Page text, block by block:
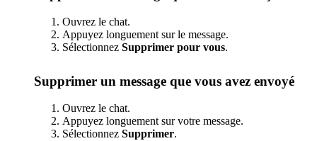
Ouvrez le chat.
Appuyez longuement sur le message.
Sélectionnez Supprimer pour vous.
Supprimer un message que vous avez envoyé
Ouvrez le chat.
Appuyez longuement sur votre message.
Sélectionnez Supprimer.